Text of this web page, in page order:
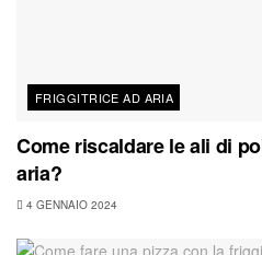
FRIGGITRICE AD ARIA
Come riscaldare le ali di
aria?
4 GENNAIO 2024